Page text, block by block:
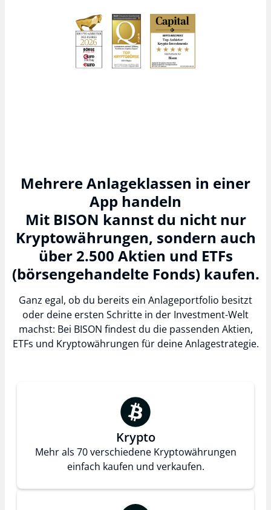
Mehrere Anlageklassen in einer
App handeln
Mit BISON kannst du nicht nur
Kryptowährungen, sondern auch
über 2.500 Aktien und ETFs
(börsengehandelte Fonds) kaufen.
Ganz egal, ob du bereits ein Anlageportfolio besitzt
oder deine ersten Schritte in der Investment-Welt
machst: Bei BISON findest du die passenden Aktien,
ETFs und Kryptowährungen für deine Anlagestrategie.
Krypto
Mehr als 70 verschiedene Kryptowährungen
einfach kaufen und verkaufen.